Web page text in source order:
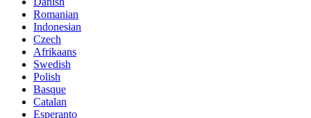
Romanian
Indonesian
Czech
Afrikaans
Swedish
Polish
Basque
Catalan
Esperanto